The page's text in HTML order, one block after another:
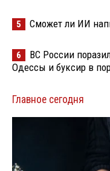
5 Сможет ли ИИ
6
ВС России
Одессы и буксир в
Главное сегодня